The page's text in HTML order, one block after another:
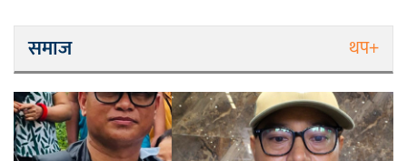
समाज थप+